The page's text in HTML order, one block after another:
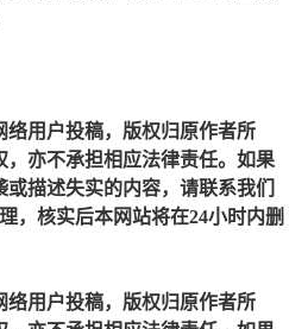
络用户投稿，版权归原作者所
，亦不承担相应法律责任。如果
描述失实的内容，请联系我们
，核实后本网站将在24小时内删
络用户投稿，版权归原作者所